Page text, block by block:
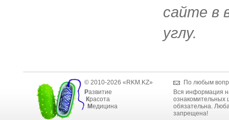
сайте в
углу.
© 2010-2026 «RKM.KZ»
Развитие
Красота
Медицина
По любым
Вся информация
ознакомительных
обязательна.
запрещена!